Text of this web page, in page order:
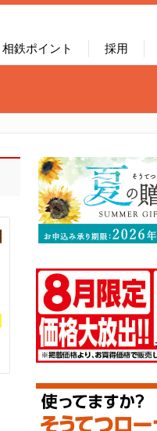
相鉄ポイント 採用